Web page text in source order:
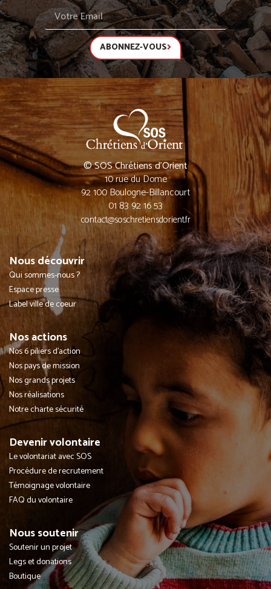
ABONNEZ-VOUS
© SOS Chrétiens d’Orient
10 rue du Dome
92 100 Boulogne-Billancourt
01 83 92 16 53
contact@soschretiensdorient.fr
Nous découvrir
Qui sommes-nous ?
Espace presse
Label ville de coeur
Nos actions
Nos 6 piliers d'action
Nos pays de mission
Nos grands projets
Nos réalisations
Notre charte sécurité
Devenir volontaire
Le volontariat avec SOS
Procédure de recrutement
Témoignage volontaire
FAQ du volontaire
Nous soutenir
Soutenir un projet
Legs et donations
Boutique